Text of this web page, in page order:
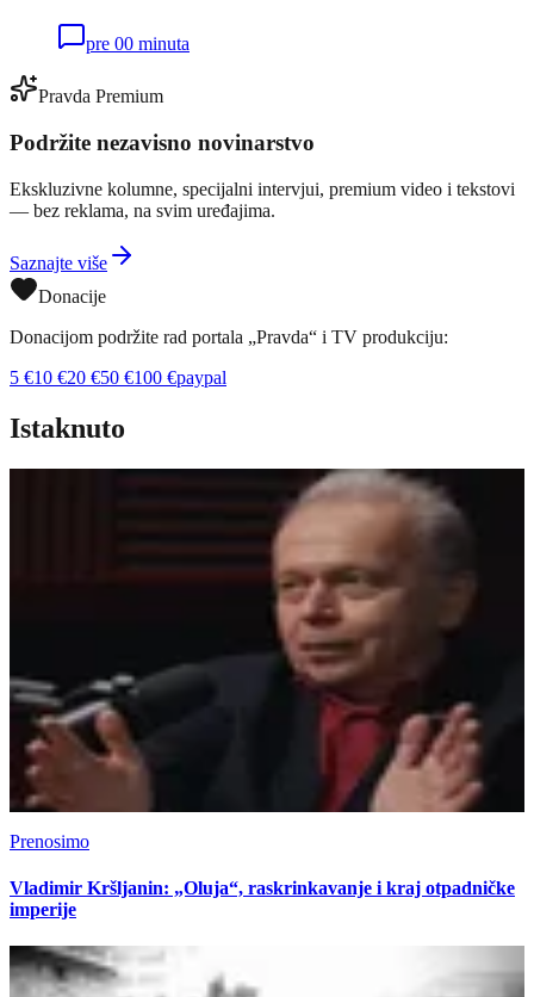
pre 00 minuta
Pravda Premium
Podržite nezavisno novinarstvo
Ekskluzivne kolumne, specijalni intervjui, premium video i tekstovi
— bez reklama, na svim uređajima.
Saznajte više
Donacije
Donacijom podržite rad portala „Pravda“ i TV produkciju:
5 €10 €20 €50 €100 €paypal
Istaknuto
Prenosimo
Vladimir Kršljanin: „Oluja“, raskrinkavanje i kraj otpadničke
imperije